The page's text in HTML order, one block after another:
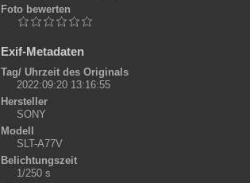
Foto bewerten
Exif-Metadaten
Tag/ Uhrzeit des Originals
2022:09:20 13:16:55
Hersteller
SONY
Modell
SLT-A77V
Belichtungszeit
1/250 s